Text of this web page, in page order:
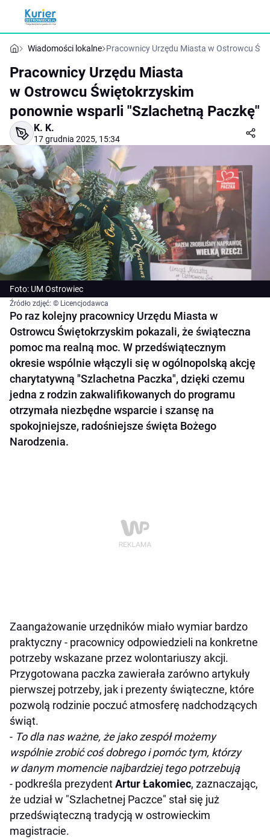
Wiadomości lokalne Pracownicy Urzędu Miasta w Ostrowcu
Pracownicy Urzędu Miasta
w Ostrowcu Świętokrzyskim
ponownie wsparli "Szlachetną Paczkę"
K. K.
17 grudnia 2025, 15:34
Foto: UM Ostrowiec
Źródło zdjęć: © Licencjodawca
Po raz kolejny pracownicy Urzędu Miasta w
Ostrowcu Świętokrzyskim pokazali, że świąteczna
pomoc ma realną moc. W przedświątecznym
okresie wspólnie włączyli się w ogólnopolską akcję
charytatywną "Szlachetna Paczka", dzięki czemu
jedna z rodzin zakwalifikowanych do programu
otrzymała niezbędne wsparcie i szansę na
spokojniejsze, radośniejsze święta Bożego
Narodzenia.
Zaangażowanie urzędników miało wymiar bardzo
praktyczny - pracownicy odpowiedzieli na konkretne
potrzeby wskazane przez wolontariuszy akcji.
Przygotowana paczka zawierała zarówno artykuły
pierwszej potrzeby, jak i prezenty świąteczne, które
pozwolą rodzinie poczuć atmosferę nadchodzących
świąt.
- To dla nas ważne, że jako zespół możemy
wspólnie zrobić coś dobrego i pomóc tym, którzy
w danym momencie najbardziej tego potrzebują
- podkreśla prezydentArtur Łakomiec, zaznaczając,
że udział w "Szlachetnej Paczce" stał się już
przedświąteczną tradycją w ostrowieckim
magistracie.